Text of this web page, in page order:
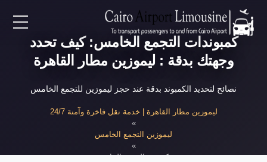
خدمات المطار
كمبوندات التجمع الخامس: كيف تحدد
وجهتك بدقة : ليموزين مطار القاهرة
نصائح لتحديد الكمبوند بدقة عند حجز ليموزين للتجمع الخامس
ليموزين مطار القاهرة | خدمة نقل فاخرة وآمنة 24/7
ليموزين التجمع الخامس
تحديد كمبوند التجمع الخامس بدقة